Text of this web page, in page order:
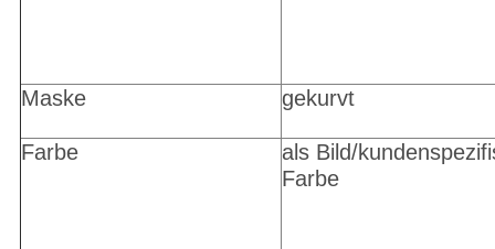
Maske gekurvt
Farbe
als Bild/
Farbe